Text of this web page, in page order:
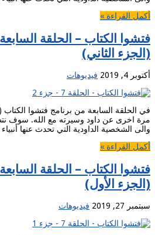
أكمل القراءة »
فتشوا الكتاب – الحلقة
(الجزء الثاني)
أكتوبر 4, 2019 فيديوهات
في الحلقة السابعة من برنامج فتشوا
مرة اخرى عن داود وسيرته مع الله. سوف
والى الشخصية الداودية التي تحدث عنها
أكمل القراءة »
فتشوا الكتاب – الحلقة
(الجزء الأول)
سبتمبر 27, 2019 فيديوهات